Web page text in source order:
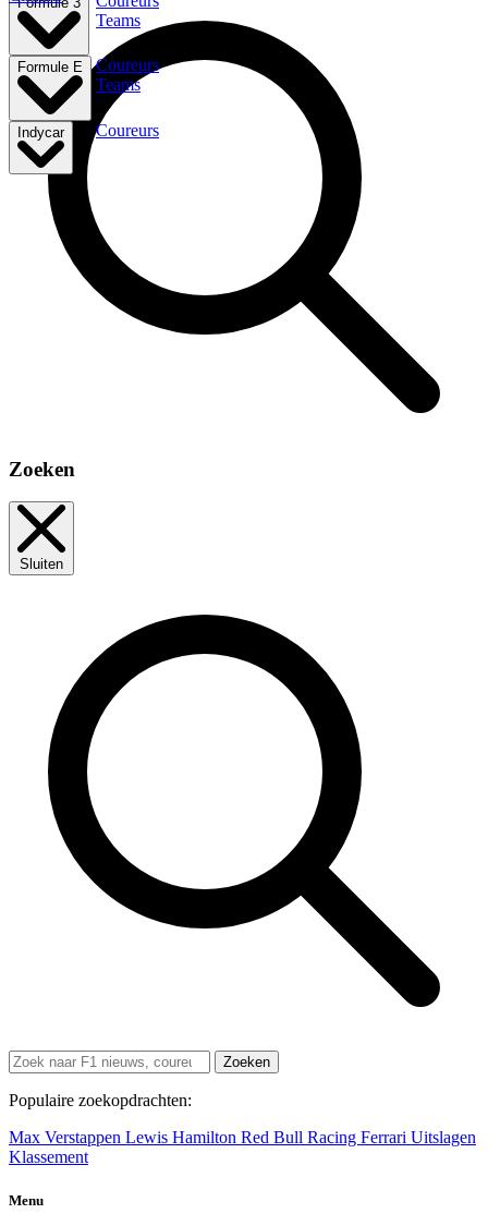
Teams
Formule E
Coureurs
Teams
Indycar Coureurs
Zoeken
Sluiten
Zoeken
Populaire zoekopdrachten:
Max Verstappen Lewis Hamilton Red Bull Racing Ferrari Uitslagen
Klassement
Menu